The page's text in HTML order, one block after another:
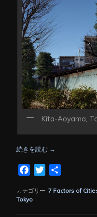
Kita-Aoyama,
続きを読む →
FacebookTwitter
カテゴリー: 7 Factors of
Tokyo